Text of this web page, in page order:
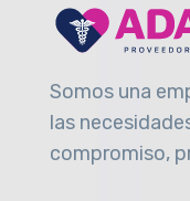
Somos una
las
compromiso,